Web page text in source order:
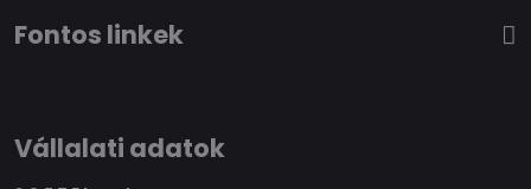
Fontos linkek
Vállalati adatok